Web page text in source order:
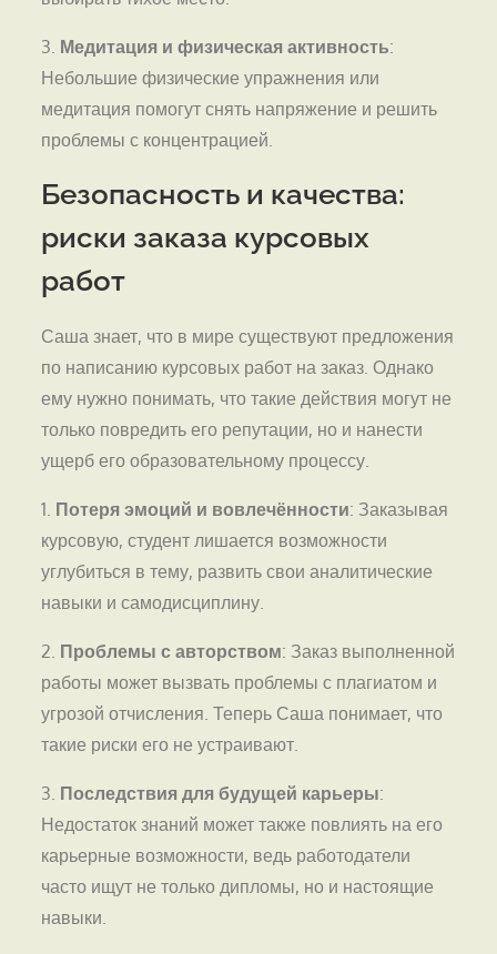
3. Медитация и физическая активность:
Небольшие физические упражнения или
медитация помогут снять напряжение и решить
проблемы с концентрацией.
Безопасность и качества:
риски заказа курсовых
работ
Саша знает, что в мире существуют предложения
по написанию курсовых работ на заказ. Однако
ему нужно понимать, что такие действия могут не
только повредить его репутации, но и нанести
ущерб его образовательному процессу.
1. Потеря эмоций и вовлечённости: Заказывая
курсовую, студент лишается возможности
углубиться в тему, развить свои аналитические
навыки и самодисциплину.
2. Проблемы с авторством: Заказ выполненной
работы может вызвать проблемы с плагиатом и
угрозой отчисления. Теперь Саша понимает, что
такие риски его не устраивают.
3. Последствия для будущей карьеры:
Недостаток знаний может также повлиять на его
карьерные возможности, ведь работодатели
часто ищут не только дипломы, но и настоящие
навыки.